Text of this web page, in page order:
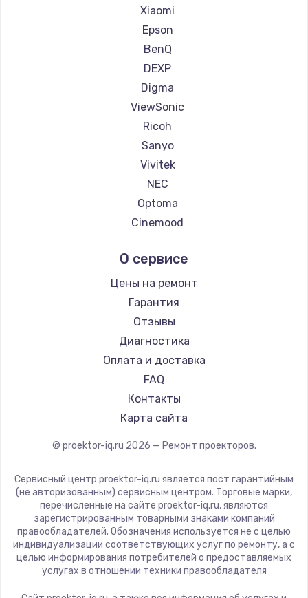
Ремонт проекторов Hiper
Ремонт проекторов HITACHI
Ремонт проекторов Panasonic
Ремонт проекторов Hisense
Xiaomi
Epson
BenQ
DEXP
Digma
ViewSonic
Ricoh
Sanyo
Vivitek
NEC
Optoma
Cinemood
Barco
Xgimi
Canon
JVC
Casio
Hiper
HITACHI
Panasonic
Hisense
О сервисе
Цены на ремонт
Гарантия
Отзывы
Диагностика
Оплата и доставка
FAQ
Контакты
Карта сайта
© proektor-iq.ru 2026 — Ремонт проекторов.
Сервисный центр proektor-iq.ru является пост гарантийным
(не авторизованным) сервисным центром. Торговые марки,
перечисленные на сайте proektor-iq.ru, являются
зарегистрированным товарными знаками компаний
правообладателей. Обозначения используется не с целью
индивидуализации соответствующих услуг по ремонту, а с
целью информирования потребителей о предоставляемых
услугах в отношении техники правообладателя